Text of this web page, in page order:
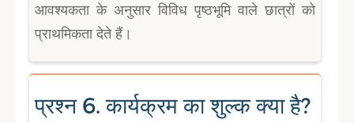
आवश्यकता के अनुसार विविध पृष्ठभूमि वाले छात्रों को
प्राथमिकता देते हैं।
प्रश्न 6. कार्यक्रम का शुल्क क्या है?